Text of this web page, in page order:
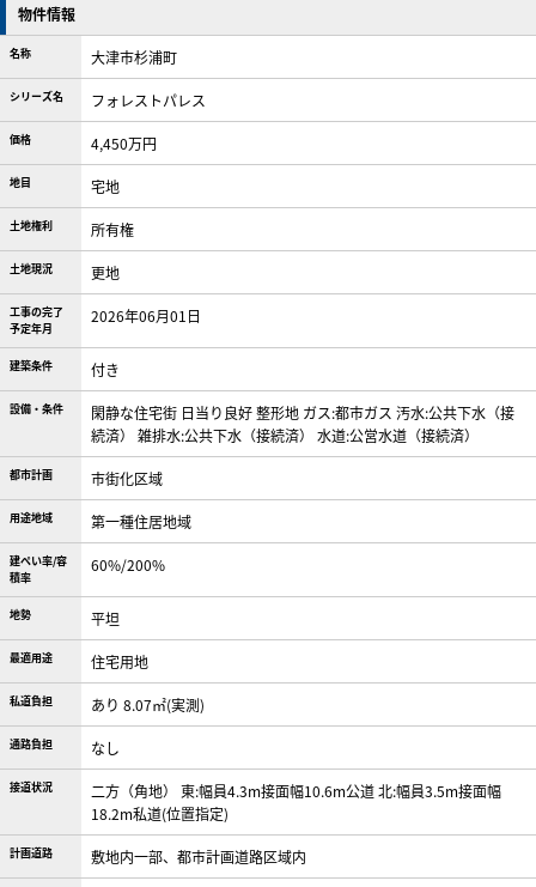
物件情報
名称 大津市杉浦町
シリーズ名 フォレストパレス
価格 4,450万円
地目 宅地
土地権利 所有権
土地現況 更地
工事の完了
予定年月
2026年06月01日
建築条件 付き
設備・条件 閑静な住宅街 日当り良好整形地 ガス:都市ガス 汚水:公共下水（接
続済）
雑排水:公共下水（接続済） 水道:公営水道（接続済）
都市計画 市街化区域
用途地域 第一種住居地域
建ぺい率/容
積率
60%/200%
地勢 平坦
最適用途 住宅用地
私道負担 あり 8.07㎡(実測)
通路負担 なし
接道状況
二方（角地） 東:幅員4.3m接面幅10.6m公道 北:幅員3.5m接面幅
18.2m私道(位置指定)
計画道路 敷地内一部、都市計画道路区域内